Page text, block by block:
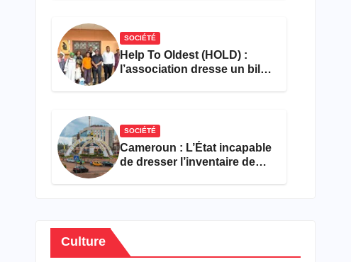
SOCIÉTÉ
Help To Oldest (HOLD) :
l’association dresse un bilan
SOCIÉTÉ
Cameroun : L’État incapable
de dresser l’inventaire de
Culture